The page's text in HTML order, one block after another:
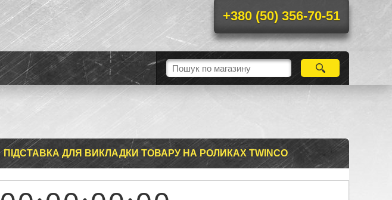
+380 (50) 356-70-51
ПІДСТАВКА ДЛЯ ВИКЛАДКИ ТОВАРУ НА РОЛИКАХ TWINCO